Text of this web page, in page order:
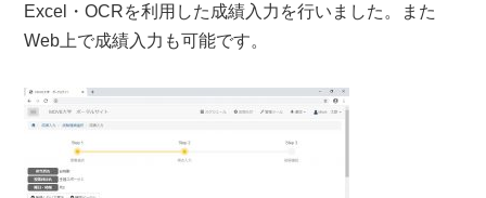
Excel・OCRを利用した成績入力を行いました。また
Web上で成績入力も可能です。